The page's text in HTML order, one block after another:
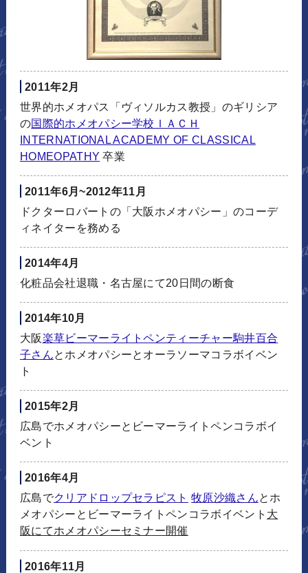
2011年2月
世界的ホメオパス「ヴィソルカス教授」のギリシア
の国際的ホメオパシー学校ＩＡＣＨ
INTERNATIONAL ACADEMY OF CLASSICAL
HOMEOPATHY 卒業
2011年6月~2012年11月
ドクターロバートの「大阪ホメオパシー」のコーデ
ィネイターを務める
2014年4月
化粧品会社退職・名古屋にて20日間の断食
2014年10月
大阪楽草ビーマーライトペンティーチャー駒井百合
子さんとホメオパシーとオーラソーマコラボイベン
ト
2015年2月
広島でホメオパシーとビーマーライトペンコラボイ
ベント
2016年4月
広島でクリアドロップセラピスト 牧原沙織さんとホ
メオパシーとビーマーライトペンコラボイベント 大
阪にてホメオパシーセミナー開催
2016年11月